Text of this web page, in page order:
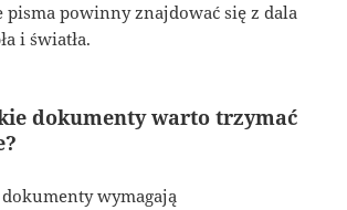
pisma powinny znajdować się z dala
i światła.
dokumenty warto trzymać
wymagają